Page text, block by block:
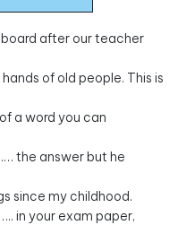
after our teacher
of old people. This is
a word you can
the answer but he
since my childhood.
in your exam paper,